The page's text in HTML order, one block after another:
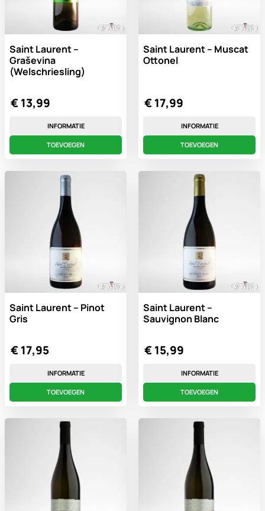
Saint Laurent –
Graševina
(Welschriesling)
€13,99
INFORMATIE
TOEVOEGEN
Saint Laurent – Muscat
Ottonel
€17,99
INFORMATIE
TOEVOEGEN
Saint Laurent – Pinot
Gris
€17,95
INFORMATIE
TOEVOEGEN
Saint Laurent –
Sauvignon Blanc
€15,99
INFORMATIE
TOEVOEGEN